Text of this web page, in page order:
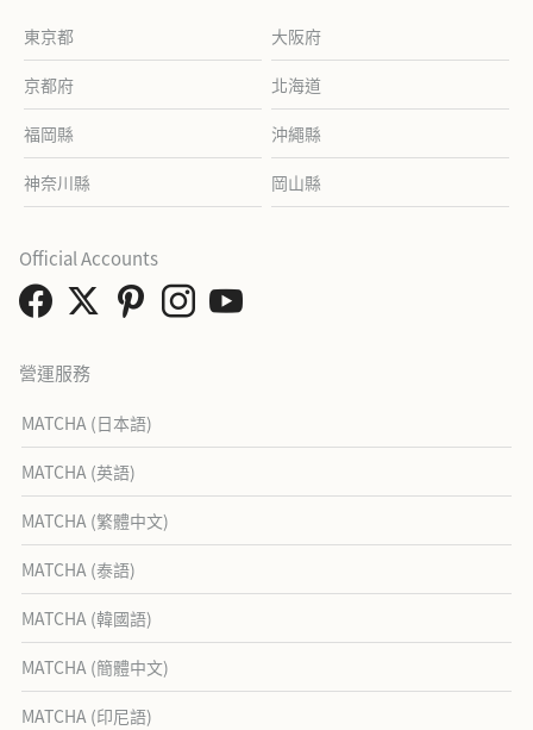
東京都 大阪府
京都府 北海道
福岡縣 沖繩縣
神奈川縣 岡山縣
營運服務
MATCHA (日本語)
MATCHA (英語)
MATCHA (繁體中文)
MATCHA (泰語)
MATCHA (韓國語)
MATCHA (簡體中文)
MATCHA (印尼語)
Official Accounts